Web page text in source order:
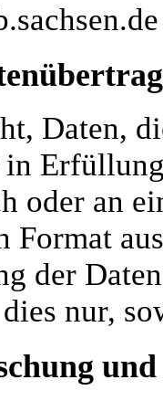
Daten,
oder an
Format
der
nur,